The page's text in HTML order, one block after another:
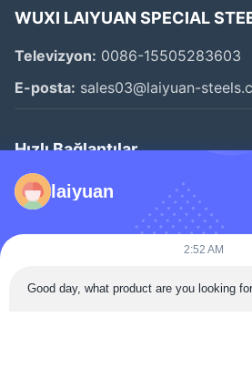
WUXI LAIYUAN SPECIAL
Televizyon: 0086-15505283603
E-posta: sales03@laiyuan-
Hızlı Bağlantılar
Evde
Hakkımızda
laiyuan
2:52 AM
Good day, what product are you looking